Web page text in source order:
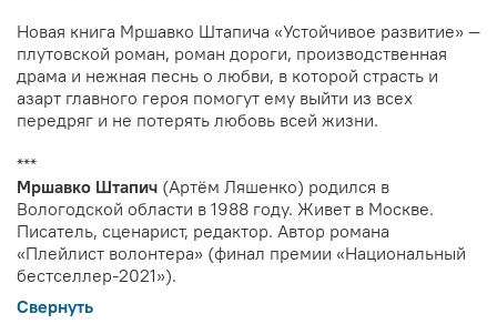
Новая книга Мршавко Штапича «Устойчивое развитие» —
плутовской роман, роман дороги, производственная
драма и нежная песнь о любви, в которой страсть и
азарт главного героя помогут ему выйти из всех
передряг и не потерять любовь всей жизни.
***
Мршавко Штапич (Артём Ляшенко) родился в
Вологодской области в 1988 году. Живет в Москве.
Писатель, сценарист, редактор. Автор романа
«Плейлист волонтера» (финал премии «Национальный
бестселлер-2021»).
Свернуть